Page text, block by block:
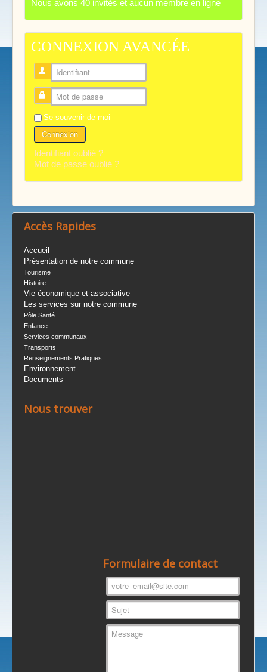
Nous avons 40 invités et aucun membre en ligne
CONNEXION AVANCÉE
Identifiant
Mot de passe
Se souvenir de moi
Connexion
Identifiant oublié ?
Mot de passe oublié ?
Accès Rapides
Accueil
Présentation de notre commune
Tourisme
Histoire
Vie économique et associative
Les services sur notre commune
Pôle Santé
Enfance
Services communaux
Transports
Renseignements Pratiques
Environnement
Documents
Nous trouver
Formulaire de contact